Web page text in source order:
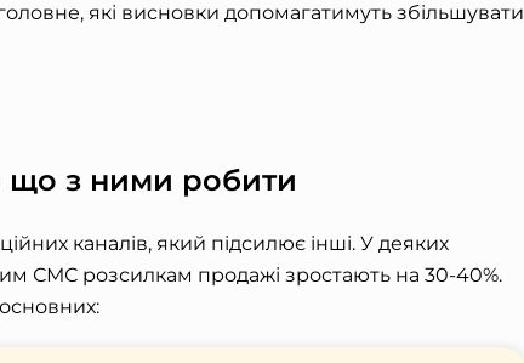
які висновки допомагатимуть збільшувати
що з ними робити
каналів, який підсилює інші. У деяких
СМС розсилкам продажі зростають на 30-40%.